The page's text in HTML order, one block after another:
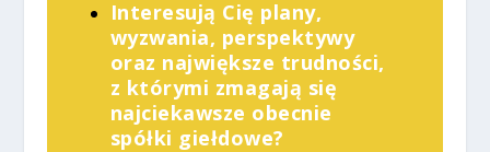
Interesują Cię plany,
wyzwania, perspektywy
oraz największe trudności,
z którymi zmagają się
najciekawsze obecnie
spółki giełdowe?